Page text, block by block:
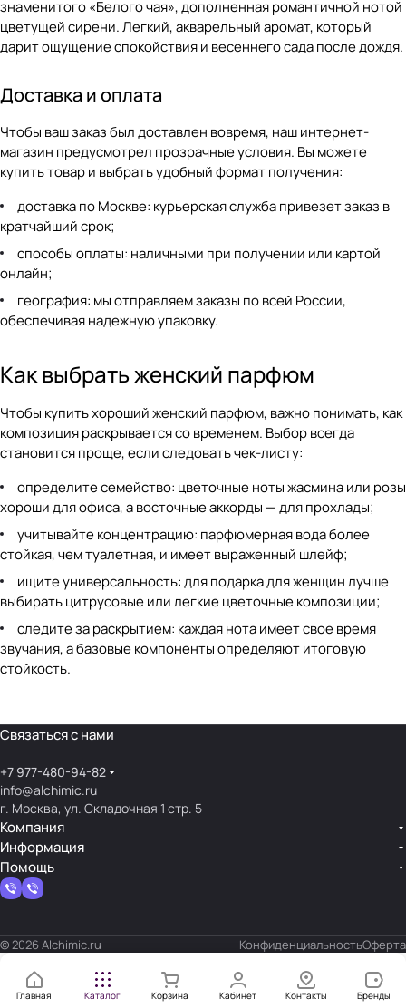
знаменитого «Белого чая», дополненная романтичной нотой
цветущей сирени. Легкий, акварельный аромат, который
дарит ощущение спокойствия и весеннего сада после дождя.
Доставка и оплата
Чтобы ваш заказ был доставлен вовремя, наш интернет-
магазин предусмотрел прозрачные условия. Вы можете
купить товар и выбрать удобный формат получения:
доставка по Москве: курьерская служба привезет заказ в
кратчайший срок;
способы оплаты: наличными при получении или картой
онлайн;
география: мы отправляем заказы по всей России,
обеспечивая надежную упаковку.
Как выбрать женский парфюм
Чтобы купить хороший женский парфюм, важно понимать, как
композиция раскрывается со временем. Выбор всегда
становится проще, если следовать чек-листу:
определите семейство: цветочные ноты жасмина или розы
хороши для офиса, а восточные аккорды — для прохлады;
учитывайте концентрацию: парфюмерная вода более
стойкая, чем туалетная, и имеет выраженный шлейф;
ищите универсальность: для подарка для женщин лучше
выбирать цитрусовые или легкие цветочные композиции;
следите за раскрытием: каждая нота имеет свое время
звучания, а базовые компоненты определяют итоговую
стойкость.
Связаться с нами
+7 977-480-94-82
info@alchimic.ru
г. Москва, ул. Складочная 1 стр. 5
Компания
Информация
Помощь
© 2026 Alchimic.ru КонфиденциальностьОферта
Главная Каталог Корзина Кабинет Контакты Бренды